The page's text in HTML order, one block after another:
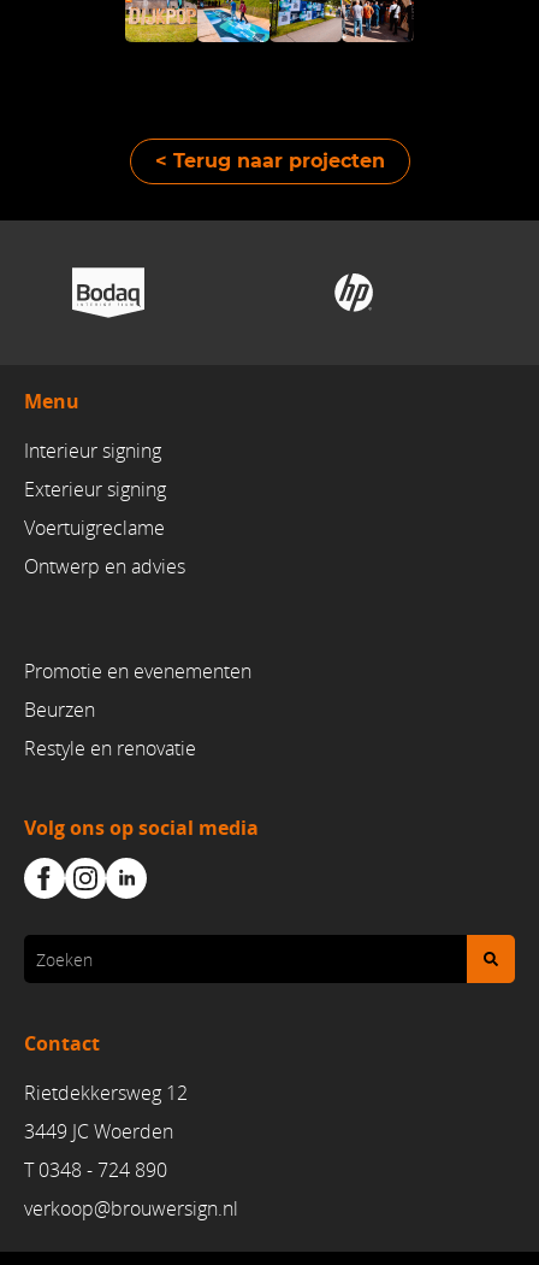
< Terug naar projecten
Menu
Interieur signing
Exterieur signing
Voertuigreclame
Ontwerp en advies
Promotie en evenementen
Beurzen
Restyle en renovatie
Volg ons op social media
Contact
Rietdekkersweg 12
3449 JC Woerden
T 0348 - 724 890
verkoop@brouwersign.nl